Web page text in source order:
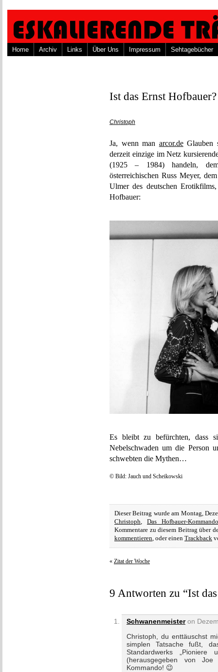
Home Archiv Links Über Uns Impressum Sehtagebücher
Ist das Ernst Hofbauer?
Christoph
Ja, wenn man arcor.deGlauben
derzeit einzige im Netz
(1925 – 1984) handeln,
österreichischen Russ Meyer,
Ulmer des deutschen
Hofbauer:
Es bleibt zu befürchten, dass
Nebelschwaden um die Person
schwebten die Mythen…
© Bild: Jauch und Scheikowski
Dieser Beitrag wurde am Montag,
Christoph, Das Hofbauer-Kommando
Kommentare zu diesem Beitrag über
kommentieren, oder einen Trackback
« Zitat der Woche
9 Antworten zu “Ist
Schwanenmeisteron
Christoph, du enttäuschst
simplen Tatsache fußt,
Standardwerks „Pioniere
(herausgegeben von
Kommando! 😉